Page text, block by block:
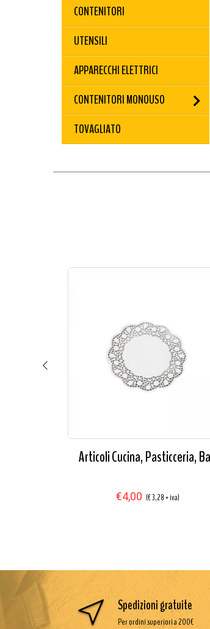
CONTENITORI
UTENSILI
APPARECCHI ELETTRICI
CONTENITORI MONOUSO
TOVAGLIATO
Articoli Cucina, Pasticceria,
€4,00 (€ 3,28 + iva)
Spedizioni gratuite
Per ordini superiori a 200€